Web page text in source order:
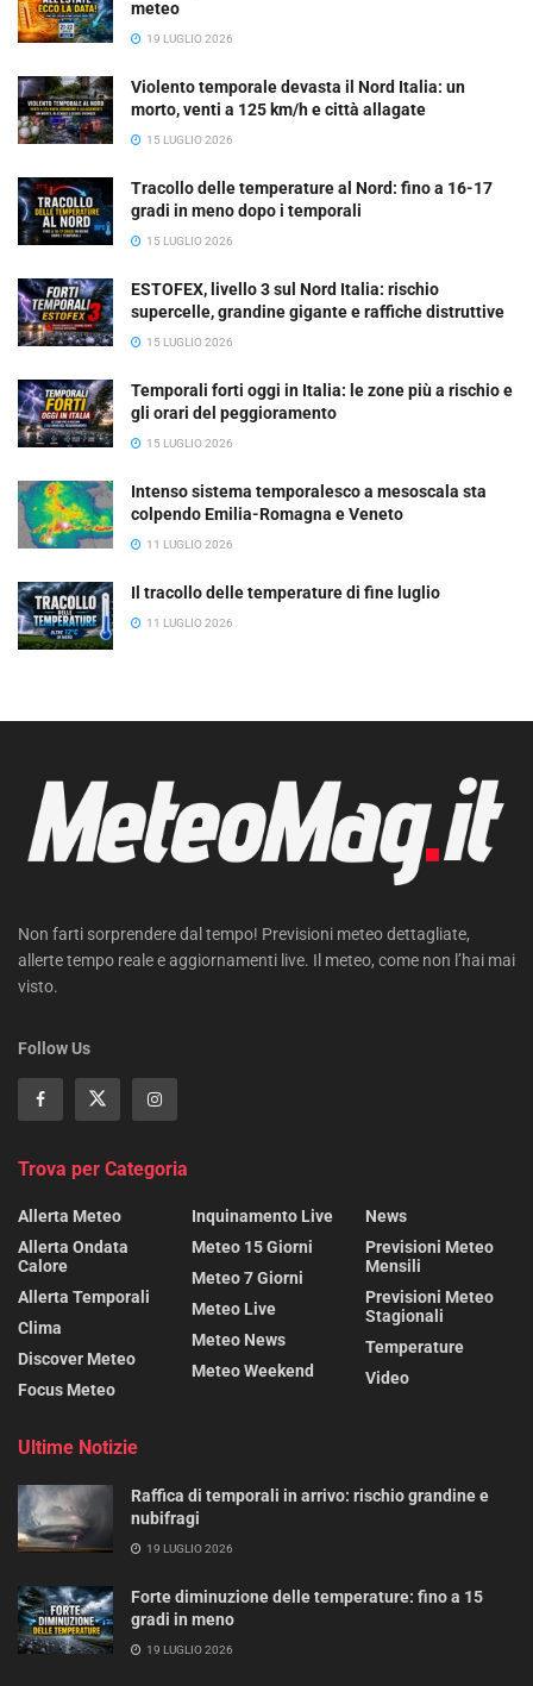
meteo
19 LUGLIO 2026
Violento temporale devasta il Nord Italia: un
morto, venti a 125 km/h e città allagate
15 LUGLIO 2026
Tracollo delle temperature al Nord: fino a 16-17
gradi in meno dopo i temporali
15 LUGLIO 2026
ESTOFEX, livello 3 sul Nord Italia: rischio
supercelle, grandine gigante e raffiche distruttive
15 LUGLIO 2026
Temporali forti oggi in Italia: le zone più a rischio e
gli orari del peggioramento
15 LUGLIO 2026
Intenso sistema temporalesco a mesoscala sta
colpendo Emilia-Romagna e Veneto
11 LUGLIO 2026
Il tracollo delle temperature di fine luglio
11 LUGLIO 2026
Non farti sorprendere dal tempo! Previsioni meteo dettagliate,
allerte tempo reale e aggiornamenti live. Il meteo, come non l’hai mai
visto.
Follow Us
Trova per Categoria
Allerta Meteo
Allerta Ondata
Calore
Allerta Temporali
Clima
Discover Meteo
Focus Meteo
Inquinamento Live
Meteo 15 Giorni
Meteo 7 Giorni
Meteo Live
Meteo News
Meteo Weekend
News
Previsioni Meteo
Mensili
Previsioni Meteo
Stagionali
Temperature
Video
Ultime Notizie
Raffica di temporali in arrivo: rischio grandine e
nubifragi
19 LUGLIO 2026
Forte diminuzione delle temperature: fino a 15
gradi in meno
19 LUGLIO 2026